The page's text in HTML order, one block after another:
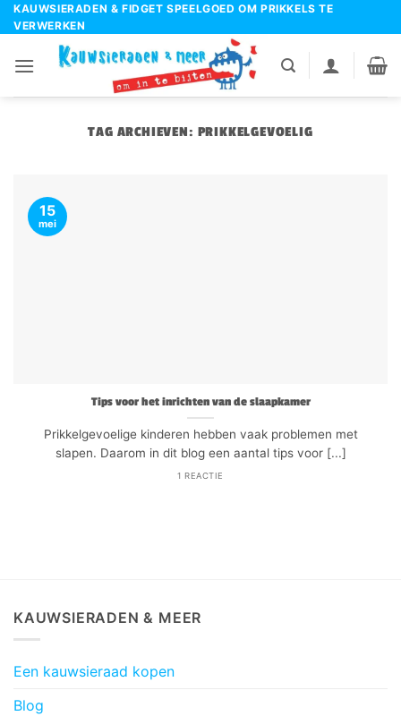
Ga
naar
KAUWSIERADEN & FIDGET SPEELGOED OM PRIKKELS TE
VERWERKEN
TAG ARCHIEVEN: PRIKKELGEVOELIG
Tips voor het inrichten van de slaapkamer
Prikkelgevoelige kinderen hebben vaak problemen met
slapen. Daarom in dit blog een aantal tips voor [...]
1 REACTIE
15
mei
KAUWSIERADEN & MEER
Een kauwsieraad kopen
Blog